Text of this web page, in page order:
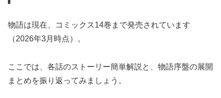
物語は現在、コミックス14巻まで発売されています
（2026年3月時点）。
ここでは、各話のストーリー簡単解説と、物語序盤の展開
まとめを振り返ってみましょう。